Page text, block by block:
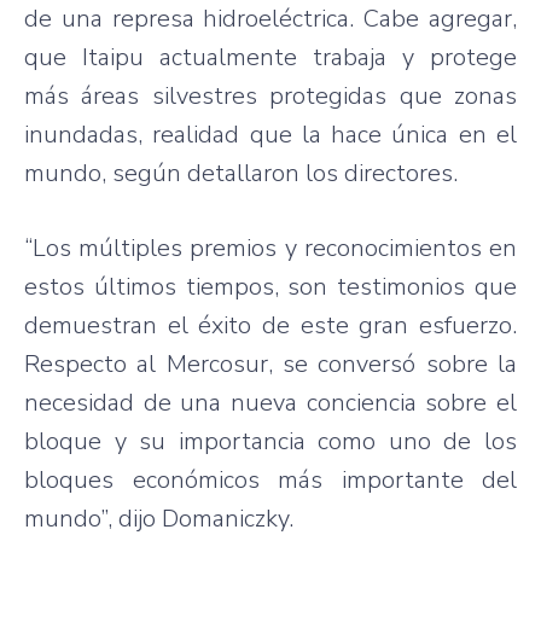
de una represa hidroeléctrica. Cabe agregar,
que Itaipu actualmente trabaja y protege
más áreas silvestres protegidas que zonas
inundadas, realidad que la hace única en el
mundo, según detallaron los directores.
“Los múltiples premios y reconocimientos en
estos últimos tiempos, son testimonios que
demuestran el éxito de este gran esfuerzo.
Respecto al Mercosur, se conversó sobre la
necesidad de una nueva conciencia sobre el
bloque y su importancia como uno de los
bloques económicos más importante del
mundo”, dijo Domaniczky.